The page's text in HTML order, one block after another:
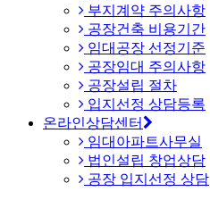
부지계약 주의사항
공장건축 비용기간
임대공장 선정기준
공장임대 주의사항
공장설립 절차
입지선정 상담등록
온라인상담센터
임대아파트사무실
법인설립 창업상담
공장 입지선정 상담